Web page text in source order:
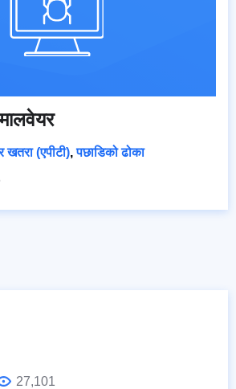
खतरा (एपीटी),पछाडिको ढोका
27,101